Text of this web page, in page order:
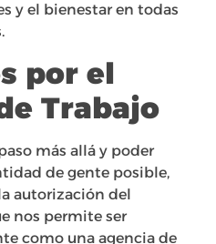
y el bienestar en todas
por el
Trabajo
más allá y poder
de gente posible,
autorización del
nos permite ser
como una agencia de